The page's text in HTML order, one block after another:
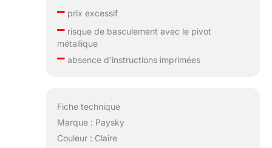
–prix excessif
–risque de basculement avec le pivot
métallique
–absence d’instructions imprimées
Fiche technique
Marque : Paysky
Couleur : Claire